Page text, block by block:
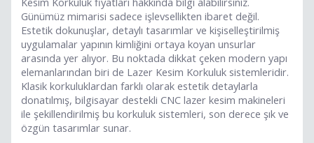
Günümüz mimarisi sadece işlevsellikten ibaret değil.
Estetik dokunuşlar, detaylı tasarımlar ve kişiselleştirilmiş
uygulamalar yapının kimliğini ortaya koyan unsurlar
arasında yer alıyor. Bu noktada dikkat çeken modern yapı
elemanlarından biri de Lazer Kesim Korkuluk sistemleridir.
Klasik korkuluklardan farklı olarak estetik detaylarla
donatılmış, bilgisayar destekli CNC lazer kesim makineleri
ile şekillendirilmiş bu korkuluk sistemleri, son derece şık ve
özgün tasarımlar sunar.